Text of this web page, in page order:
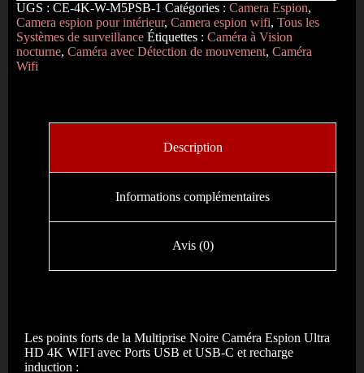
UGS : CE-4K-W-M5PSB-1 Catégories : Camera Espion,
Camera espion pour intérieur, Camera espion wifi, Tous les
Systèmes de surveillance Étiquettes : Caméra à Vision
nocturne, Caméra avec Détection de mouvement, Caméra
Wifi
Description
Informations complémentaires
Avis (0)
Les points forts de la Multiprise Noire Caméra Espion Ultra
HD 4K WIFI avec Ports USB et USB-C et recharge
induction :